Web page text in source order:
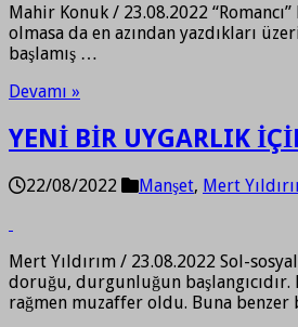
Mahir Konuk / 23.08.2022
olmasa da en azından yazdıkları
başlamış …
Devamı »
YENİ BİR UYGARLIK
22/08/2022 Manşet, Mert
Mert Yıldırım / 23.08.2022 Sol-
doruğu, durgunluğun
rağmen muzaffer oldu. Buna